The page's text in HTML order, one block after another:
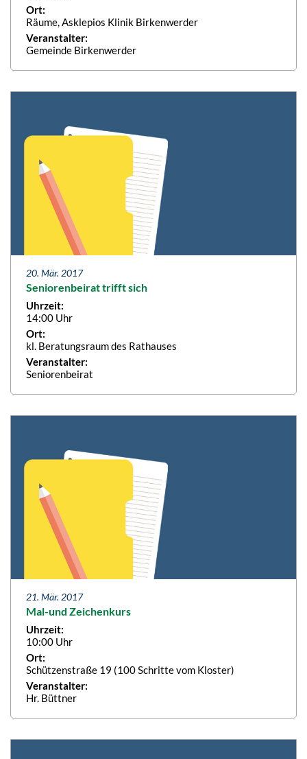
Ort:
Räume, Asklepios Klinik Birkenwerder
Veranstalter:
Gemeinde Birkenwerder
20. Mär. 2017
Seniorenbeirat trifft sich
Uhrzeit:
14:00 Uhr
Ort:
kl. Beratungsraum des Rathauses
Veranstalter:
Seniorenbeirat
21. Mär. 2017
Mal-und Zeichenkurs
Uhrzeit:
10:00 Uhr
Ort:
Schützenstraße 19 (100 Schritte vom Kloster)
Veranstalter:
Hr. Büttner